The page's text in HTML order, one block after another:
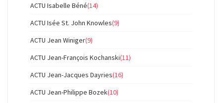
ACTU Isabelle Béné(14)
ACTU Isée St. John Knowles(9)
ACTU Jean Winiger(9)
ACTU Jean-François Kochanski(11)
ACTU Jean-Jacques Dayries(16)
ACTU Jean-Philippe Bozek(10)